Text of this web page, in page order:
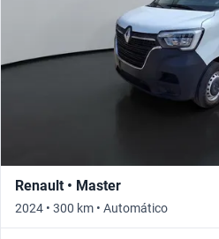
Renault • Master
2024 • 300 km • Automático